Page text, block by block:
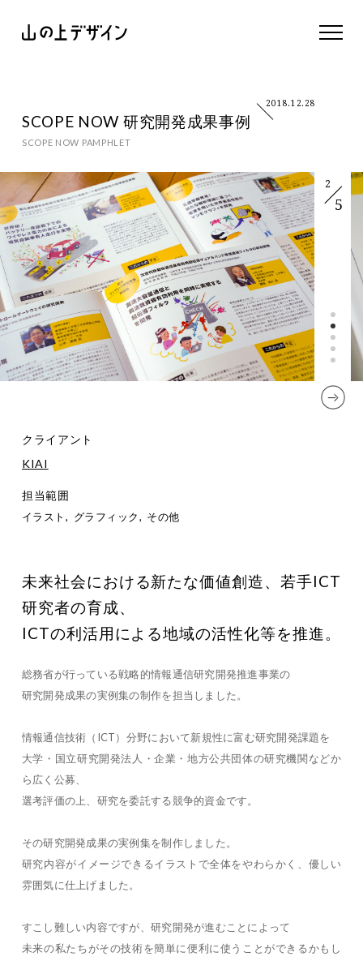
2018.12.28
SCOPE NOW 研究開発成果事例
SCOPE NOW PAMPHLET
2
5
クライアント
KIAI
担当範囲
イラスト
グラフィック その他
未来社会における新たな価値創造、若手ICT
研究者の育成、
ICTの利活用による地域の活性化等を推進。
総務省が行っている戦略的情報通信研究開発推進事業の
研究開発成果の実例集の制作を担当しました。
情報通信技術（ICT）分野において新規性に富む研究開発課題を
大学・国立研究開発法人・企業・地方公共団体の研究機関などか
ら広く公募、
選考評価の上、研究を委託する競争的資金です。
その研究開発成果の実例集を制作しました。
研究内容がイメージできるイラストで全体をやわらかく、優しい
雰囲気に仕上げました。
すこし難しい内容ですが、研究開発が進むことによって
未来の私たちがその技術を簡単に便利に使うことができるかもし